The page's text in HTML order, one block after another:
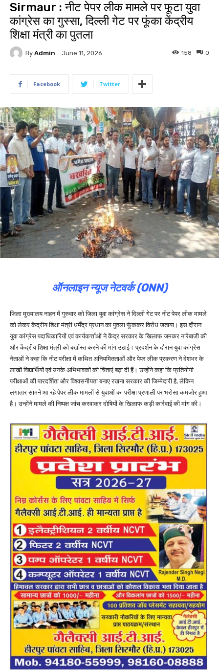
Sirmaur : नीट पेपर लीक मामले पर फूटा युवा
कांग्रेस का गुस्सा, दिल्ली गेट पर फूंका केंद्रीय
शिक्षा मंत्री का पुतला
By Admin June 11, 2026 0
158
Facebook Twitter
ऑनलाइन न्यूज नेटवर्क (ONN)
जिला मुख्यालय नाहन में गुरुवार को जिला युवा कांग्रेस ने दिल्ली गेट पर नीट पेपर लीक मामले
को लेकर केंद्रीय शिक्षा मंत्री धर्मेंद्र प्रधान का पुतला फूंककर विरोध जताया। इस दौरान
युवा कांग्रेस पदाधिकारियों एवं कार्यकर्त्ताओं ने केंद्र सरकार के खिलाफ जमकर नारेबाजी की
और केंद्रीय शिक्षा मंत्री को बर्खास्त करने की मांग उठाई। प्रदर्शन के दौरान युवा कांग्रेस
नेताओं ने कहा कि नीट परीक्षा में कथित अनियमितताओं और पेपर लीक प्रकरण ने देशभर के
लाखों विद्यार्थियों एवं उनके अभिभावकों की चिंताएं बढ़ा दी हैं। उन्होंने कहा कि प्रतियोगी
परीक्षाओं की पारदर्शिता और विश्वसनीयता बनाए रखना सरकार की जिम्मेदारी है, लेकिन
लगातार सामने आ रहे पेपर लीक मामलों से युवाओं का परीक्षा प्रणाली पर भरोसा कमजोर हुआ
है। उन्होंने मामले की निष्पक्ष जांच करवाकर दोषियों के खिलाफ कड़ी कार्रवाई की मांग की।